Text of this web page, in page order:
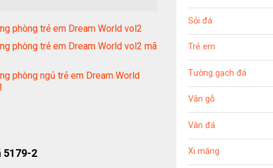
phòng trẻ em Dream World vol2
phòng trẻ em Dream World vol2 mã
phòng ngủ trẻ em Dream World
5179-2
Sỏi đá
Trẻ em
Tường gạch đá
Vân gỗ
Vân đá
Xi măng